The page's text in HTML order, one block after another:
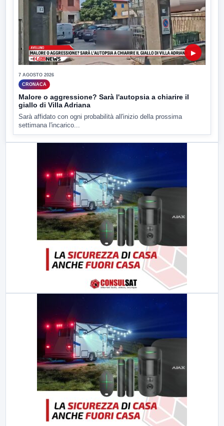
▶
7 AGOSTO 2026
CRONACA
Malore o aggressione? Sarà l'autopsia a chiarire il
giallo di Villa Adriana
Sarà affidato con ogni probabilità all'inizio della prossima
settimana l'incarico...